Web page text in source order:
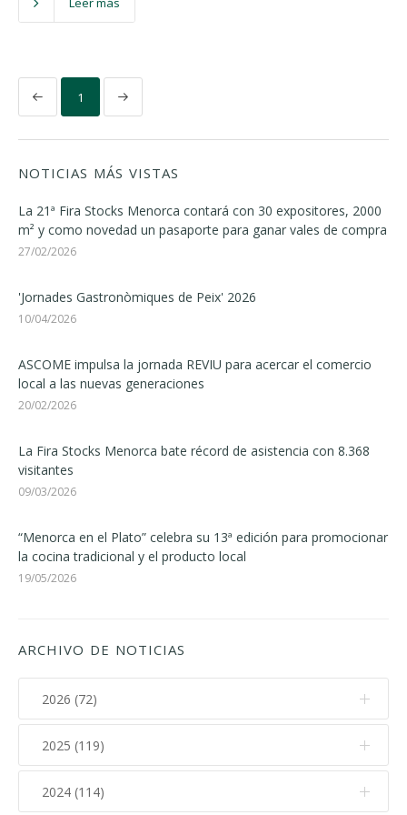
1
NOTICIAS MÁS VISTAS
La 21ª Fira Stocks Menorca contará con 30 expositores, 2000
m² y como novedad un pasaporte para ganar vales de compra
27/02/2026
'Jornades Gastronòmiques de Peix' 2026
10/04/2026
ASCOME impulsa la jornada REVIU para acercar el comercio
local a las nuevas generaciones
20/02/2026
La Fira Stocks Menorca bate récord de asistencia con 8.368
visitantes
09/03/2026
“Menorca en el Plato” celebra su 13ª edición para promocionar
la cocina tradicional y el producto local
19/05/2026
ARCHIVO DE NOTICIAS
2026 (72)
Agosto (1)
Julio (11)
2025 (119)
Diciembre (12)
2024 (114)